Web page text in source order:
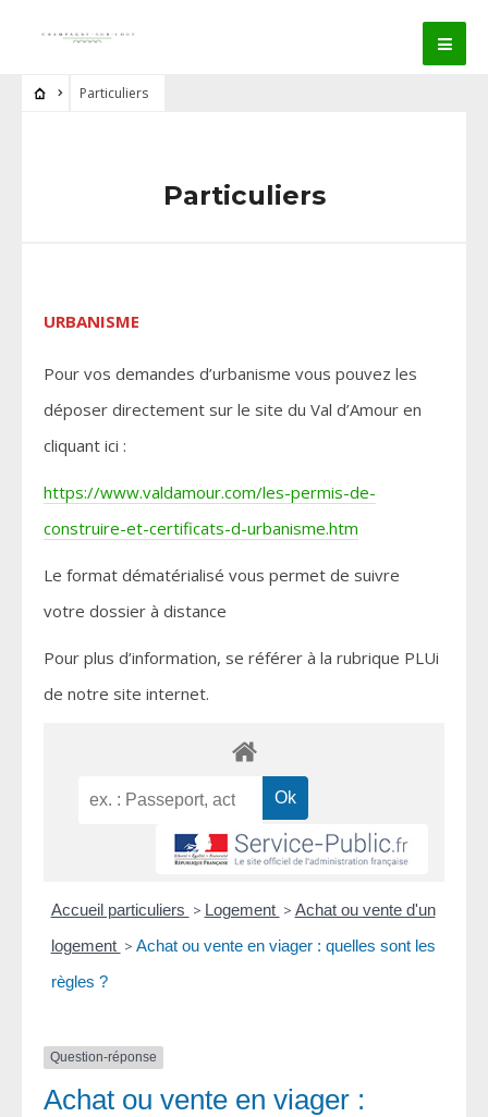
Particuliers
Particuliers
URBANISME
Pour vos demandes d’urbanisme vous pouvez les
déposer directement sur le site du Val d’Amour en
cliquant ici :
https://www.valdamour.com/les-permis-de-
construire-et-certificats-d-urbanisme.htm
Le format dématérialisé vous permet de suivre
votre dossier à distance
Pour plus d’information, se référer à la rubrique PLUi
de notre site internet.
Accueil particuliers > Logement > Achat ou vente d'un
logement > Achat ou vente en viager : quelles sont les
règles ?
Question-réponse
Achat ou vente en viager :